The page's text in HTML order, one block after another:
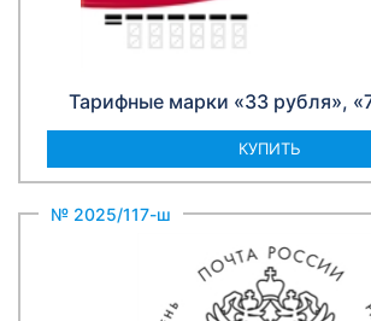
Тарифные марки «33 рубля»,
КУПИТЬ
№ 2025/117-ш